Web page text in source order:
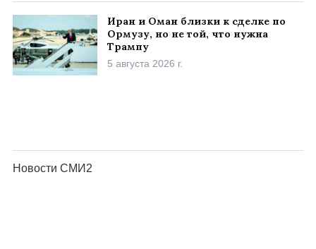
Иран и Оман близки к сделке по
Ормузу, но не той, что нужна
Трампу
5 августа 2026 г.